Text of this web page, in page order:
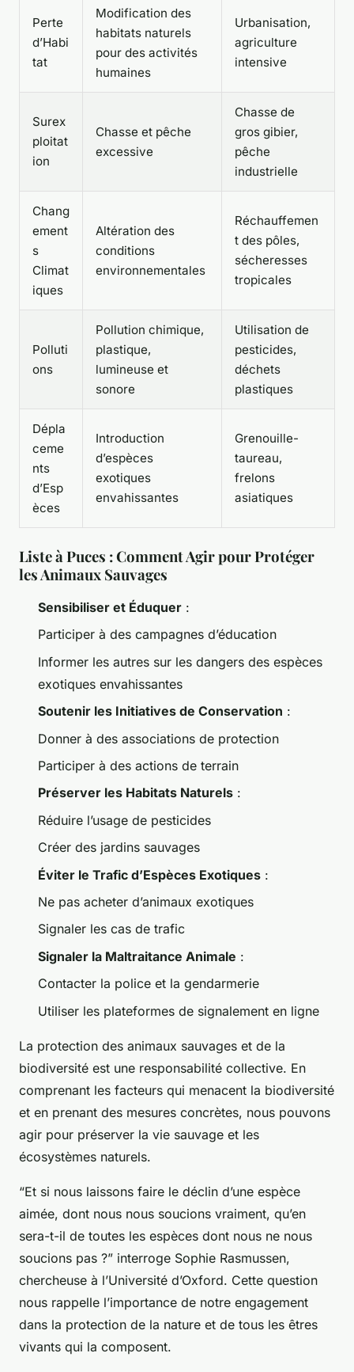
Perte
d’Habi
tat
Modification des
habitats naturels
pour des activités
humaines
Urbanisation,
agriculture
intensive
Surex
ploitat
ion
Chasse et pêche
excessive
Chasse de
gros gibier,
pêche
industrielle
Chang
ement
s
Climat
iques
Altération des
conditions
environnementales
Réchauffemen
t des pôles,
sécheresses
tropicales
Polluti
ons
Pollution chimique,
plastique,
lumineuse et
sonore
Utilisation de
pesticides,
déchets
plastiques
Dépla
ceme
nts
d’Esp
èces
Introduction
d’espèces
exotiques
envahissantes
Grenouille-
taureau,
frelons
asiatiques
Liste à Puces : Comment Agir pour Protéger
les Animaux Sauvages
Sensibiliser et Éduquer :
Participer à des campagnes d’éducation
Informer les autres sur les dangers des espèces
exotiques envahissantes
Soutenir les Initiatives de Conservation :
Donner à des associations de protection
Participer à des actions de terrain
Préserver les Habitats Naturels :
Réduire l’usage de pesticides
Créer des jardins sauvages
Éviter le Trafic d’Espèces Exotiques :
Ne pas acheter d’animaux exotiques
Signaler les cas de trafic
Signaler la Maltraitance Animale :
Contacter la police et la gendarmerie
Utiliser les plateformes de signalement en ligne
La protection des animaux sauvages et de la
biodiversité est une responsabilité collective. En
comprenant les facteurs qui menacent la biodiversité
et en prenant des mesures concrètes, nous pouvons
agir pour préserver la vie sauvage et les
écosystèmes naturels.
“Et si nous laissons faire le déclin d’une espèce
aimée, dont nous nous soucions vraiment, qu’en
sera-t-il de toutes les espèces dont nous ne nous
soucions pas ?” interroge Sophie Rasmussen,
chercheuse à l’Université d’Oxford. Cette question
nous rappelle l’importance de notre engagement
dans la protection de la nature et de tous les êtres
vivants qui la composent.